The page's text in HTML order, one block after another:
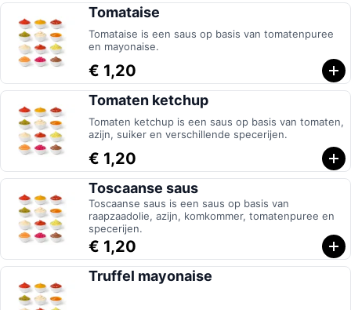
Tomataise
Tomataise is een saus op basis van tomatenpuree
en mayonaise.
€ 1,20
Tomaten ketchup
Tomaten ketchup is een saus op basis van tomaten,
azijn, suiker en verschillende specerijen.
€ 1,20
Toscaanse saus
Toscaanse saus is een saus op basis van
raapzaadolie, azijn, komkommer, tomatenpuree en
specerijen.
€ 1,20
Truffel mayonaise